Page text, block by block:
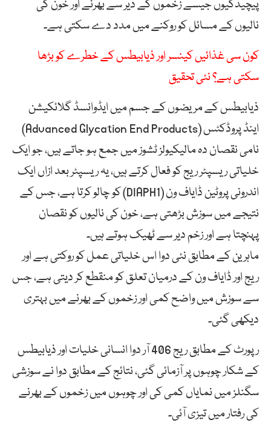
پیچیدگیوں جیسے زخموں کے دیر سے بھرنے اور خون کی
نالیوں کے مسائل کو روکنے میں مدد دے سکتی ہے۔
کون سی غذائیں کینسر اور ذیابیطس کے خطرے کو بڑھا
سکتی ہے؟ نئی تحقیق
ذیابیطس کے مریضوں کے جسم میں ایڈوانسڈ گلائکیشن
اینڈ پروڈکٹس (Advanced Glycation End Products)
نامی نقصان دہ مالیکیولز ٹشوز میں جمع ہو جاتے ہیں، جو ایک
خلیاتی ریسپٹر ریج کو فعال کرتے ہیں، یہ ریسپٹر بعد ازاں ایک
اندرونی پروٹین ڈایاف ون (DIAPH1) کو چالو کرتا ہے، جس کے
نتیجے میں سوزش بڑھتی ہے، خون کی نالیوں کو نقصان
پہنچتا ہے اور زخم دیر سے ٹھیک ہوتے ہیں۔
ماہرین کے مطابق نئی دوا اس خلیاتی عمل کو روکتی ہے اور
ریج اور ڈایاف ون کے درمیان تعلق کو منقطع کر دیتی ہے، جس
سے سوزش میں واضح کمی اور زخموں کے بھرنے میں بہتری
دیکھی گئی۔
رپورٹ کے مطابق ریج 406 آر دوا انسانی خلیات اور ذیابیطس
کے شکار چوہوں پر آزمائی گئی، نتائج کے مطابق دوا نے سوزشی
سگنلز میں نمایاں کمی کی اور چوہوں میں زخموں کے بھرنے
کی رفتار میں تیزی آئی۔